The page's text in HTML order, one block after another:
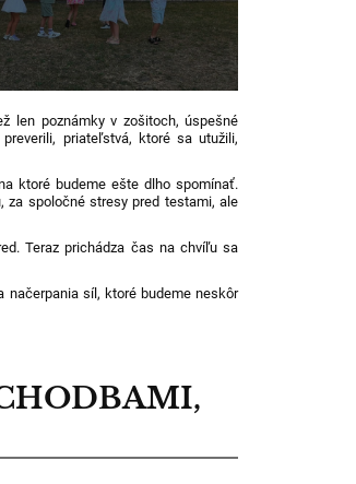
len poznámky v zošitoch, úspešné
priateľstvá, ktoré sa utužili,
ktoré budeme ešte dlho spomínať.
za spoločné stresy pred testami, ale
Teraz prichádza čas na chvíľu sa
načerpania síl, ktoré budeme neskôr